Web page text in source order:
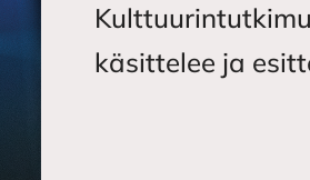
käsittelee ja